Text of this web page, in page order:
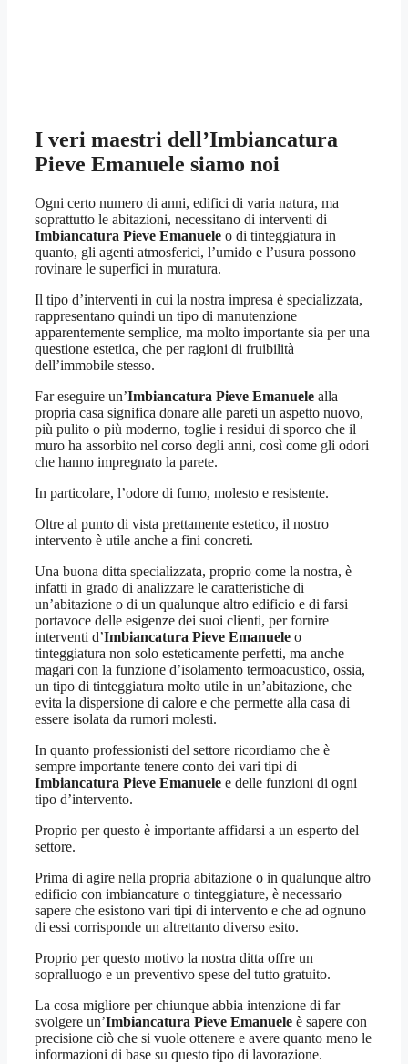
I veri maestri dell’Imbiancatura
Pieve Emanuele siamo noi
Ogni certo numero di anni, edifici di varia natura, ma
soprattutto le abitazioni, necessitano di interventi di
Imbiancatura Pieve Emanuele o di tinteggiatura in
quanto, gli agenti atmosferici, l’umido e l’usura possono
rovinare le superfici in muratura.
Il tipo d’interventi in cui la nostra impresa è specializzata,
rappresentano quindi un tipo di manutenzione
apparentemente semplice, ma molto importante sia per una
questione estetica, che per ragioni di fruibilità
dell’immobile stesso.
Far eseguire un’Imbiancatura Pieve Emanuele alla
propria casa significa donare alle pareti un aspetto nuovo,
più pulito o più moderno, toglie i residui di sporco che il
muro ha assorbito nel corso degli anni, così come gli odori
che hanno impregnato la parete.
In particolare, l’odore di fumo, molesto e resistente.
Oltre al punto di vista prettamente estetico, il nostro
intervento è utile anche a fini concreti.
Una buona ditta specializzata, proprio come la nostra, è
infatti in grado di analizzare le caratteristiche di
un’abitazione o di un qualunque altro edificio e di farsi
portavoce delle esigenze dei suoi clienti, per fornire
interventi d’Imbiancatura Pieve Emanuele o
tinteggiatura non solo esteticamente perfetti, ma anche
magari con la funzione d’isolamento termoacustico, ossia,
un tipo di tinteggiatura molto utile in un’abitazione, che
evita la dispersione di calore e che permette alla casa di
essere isolata da rumori molesti.
In quanto professionisti del settore ricordiamo che è
sempre importante tenere conto dei vari tipi di
Imbiancatura Pieve Emanuele e delle funzioni di ogni
tipo d’intervento.
Proprio per questo è importante affidarsi a un esperto del
settore.
Prima di agire nella propria abitazione o in qualunque altro
edificio con imbiancature o tinteggiature, è necessario
sapere che esistono vari tipi di intervento e che ad ognuno
di essi corrisponde un altrettanto diverso esito.
Proprio per questo motivo la nostra ditta offre un
sopralluogo e un preventivo spese del tutto gratuito.
La cosa migliore per chiunque abbia intenzione di far
svolgere un’Imbiancatura Pieve Emanuele è sapere con
precisione ciò che si vuole ottenere e avere quanto meno le
informazioni di base su questo tipo di lavorazione.